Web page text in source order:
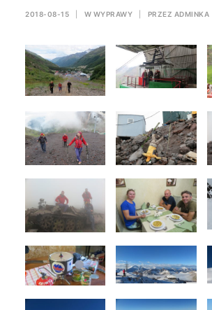
2018-08-15 W WYPRAWY PRZEZ ADMINKA